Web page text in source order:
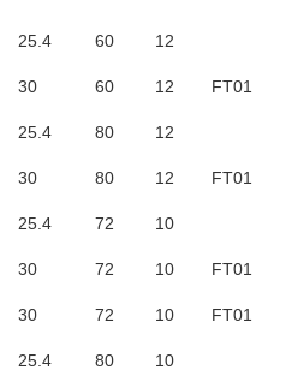
25.4 60 12
30 60 12 FT01
25.4 80 12
30 80 12 FT01
25.4 72 10
30 72 10 FT01
30 72 10 FT01
25.4 80 10